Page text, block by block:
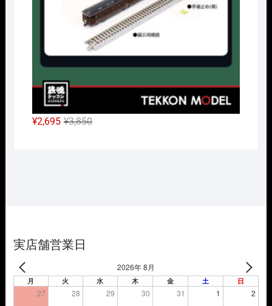
た。
す。
¥3,850元
¥2,695
現
実店舗営業日
2026年 8月
月 火 水 木 金 土 日
27 28 29 30 31 1 2